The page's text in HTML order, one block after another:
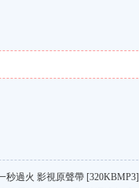
秒過火 影視原聲帶 [320KBMP3]